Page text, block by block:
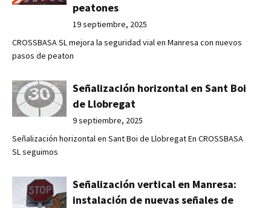
peatones
19 septiembre, 2025
CROSSBASA SL mejora la seguridad vial en Manresa con nuevos
pasos de peaton
Señalización horizontal en Sant Boi
de Llobregat
9 septiembre, 2025
Señalización horizontal en Sant Boi de Llobregat En CROSSBASA
SL seguimos
Señalización vertical en Manresa:
instalación de nuevas señales de